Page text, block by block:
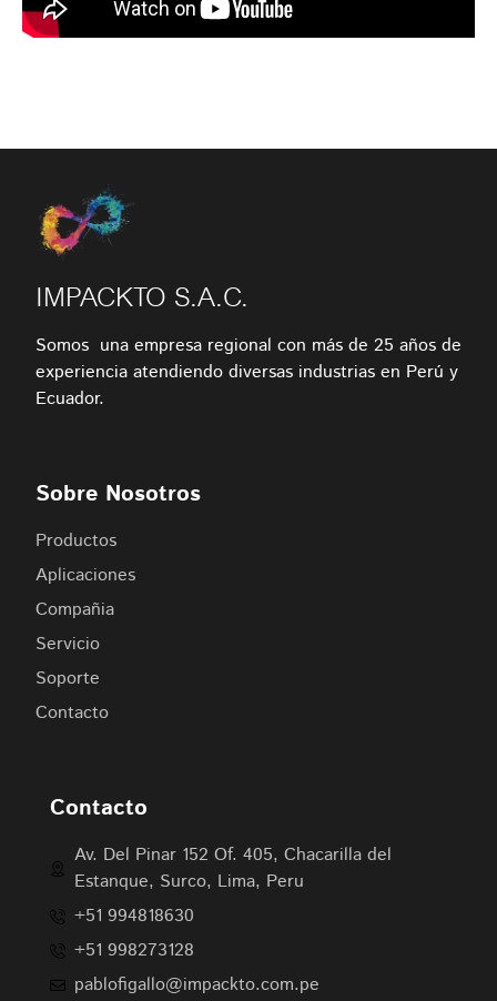
IMPACKTO S.A.C.
Somos una empresa regional con más de 25 años de
experiencia atendiendo diversas industrias en Perú y
Ecuador.
Sobre Nosotros
Productos
Aplicaciones
Compañia
Servicio
Soporte
Contacto
Contacto
Av. Del Pinar 152 Of. 405, Chacarilla del
Estanque, Surco, Lima, Peru
+51 994818630
+51 998273128
pablofigallo@impackto.com.pe